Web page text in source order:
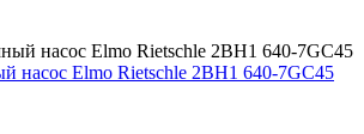
насос Elmo Rietschle 2BH1 640-7GC45